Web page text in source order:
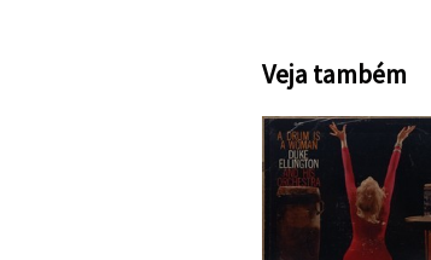
Veja também